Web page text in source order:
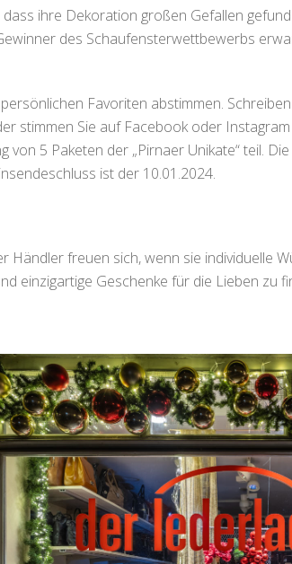
ihre Dekoration großen Gefallen
des Schaufensterwettbewerbs
Favoriten abstimmen.
stimmen Sie auf Facebook oder
5 Paketen der „Pirnaer Unikate“ teil.
ist der 10.01.2024.
freuen sich, wenn sie individuelle
einzigartige Geschenke für die Lieben zu